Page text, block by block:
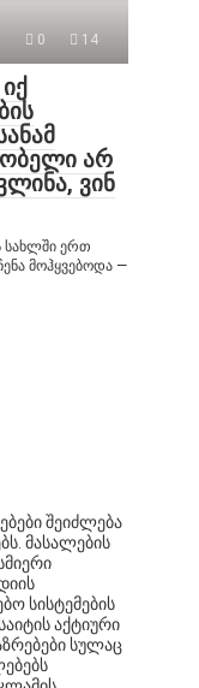
0 14
არ
ვინ
სახლში ერთ
მოჰყვებოდა —
შეიძლება
მასალების
სისტემების
აქტიური
სულაც